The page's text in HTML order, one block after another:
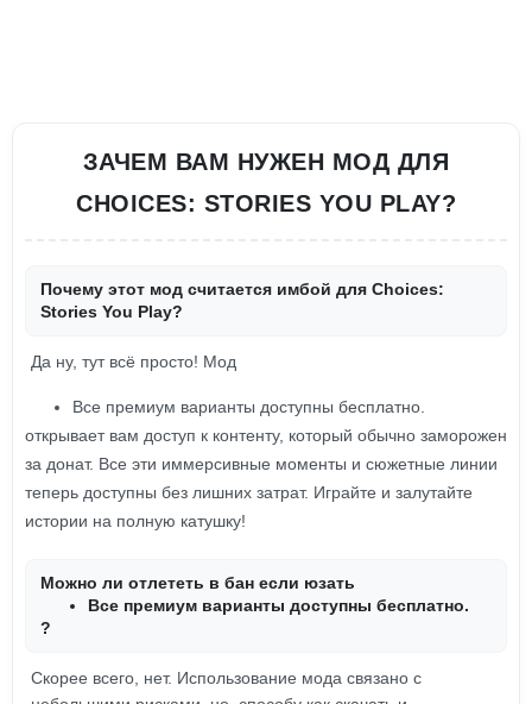
ЗАЧЕМ ВАМ НУЖЕН МОД ДЛЯ
CHOICES: STORIES YOU PLAY?
Почему этот мод считается имбой для Choices:
Stories You Play?
Да ну, тут всё просто! Мод
Все премиум варианты доступны бесплатно.
открывает вам доступ к контенту, который обычно заморожен
за донат. Все эти иммерсивные моменты и сюжетные линии
теперь доступны без лишних затрат. Играйте и залутайте
истории на полную катушку!
Можно ли отлететь в бан если юзать
Все премиум варианты доступны бесплатно.
?
Скорее всего, нет. Использование мода связано с